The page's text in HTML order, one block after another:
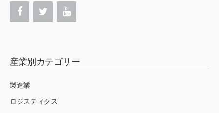
産業別カテゴリー
製造業
ロジスティクス